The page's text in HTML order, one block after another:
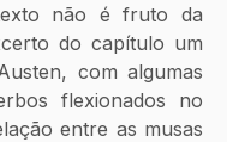
não é fruto da
do capítulo um
com algumas
flexionados no
entre as musas